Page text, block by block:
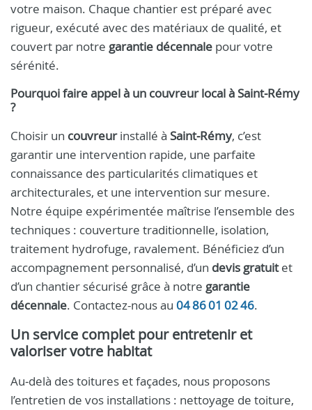
votre maison. Chaque chantier est préparé avec
rigueur, exécuté avec des matériaux de qualité, et
couvert par notre garantie décennale pour votre
sérénité.
Pourquoi faire appel à un couvreurlocal àSaint‑Rémy
?
Choisir un couvreurinstallé à Saint‑Rémy, c’est
garantir une intervention rapide, une parfaite
connaissance des particularités climatiques et
architecturales, et une intervention sur mesure.
Notre équipe expérimentée maîtrise l’ensemble des
techniques : couverture traditionnelle, isolation,
traitement hydrofuge, ravalement. Bénéficiez d’un
accompagnement personnalisé, d’un devis gratuitet
d’un chantier sécurisé grâce à notre garantie
décennale. Contactez-nous au 04 86 01 02 46.
Un service complet pour entretenir et
valoriser votre habitat
Au‑delà des toitures et façades, nous proposons
l’entretien de vos installations : nettoyage de toiture,